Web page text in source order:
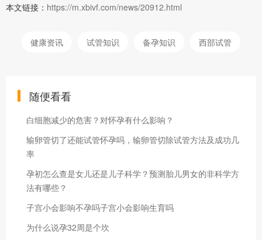
本文链接： https://m.xbivf.com/news/20912.html
健康资讯 试管知识 备孕知识 西部试管
随便看看
白细胞减少的危害？对怀孕有什么影响？
输卵管切了还能试管怀孕吗，输卵管切除试管方法及成功几
率
孕初怎么查是女儿还是儿子科学？预测胎儿男女的非科学方
法有哪些？
子宫小会影响不孕吗子宫小会影响生育吗
为什么说孕32周是个坎